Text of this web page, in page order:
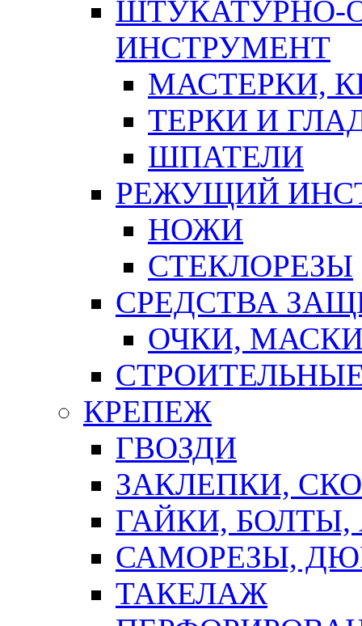
ШТУКАТУРНО-
ИНСТРУМЕНТ
МАСТЕРКИ,
ТЕРКИ И
ШПАТЕЛИ
РЕЖУЩИЙ
НОЖИ
СТЕКЛОРЕЗЫ
СРЕДСТВА
ОЧКИ,
КРЕПЕЖ
ГВОЗДИ
ЗАКЛЕПКИ,
ГАЙКИ,
САМОРЕЗЫ,
ТАКЕЛАЖ